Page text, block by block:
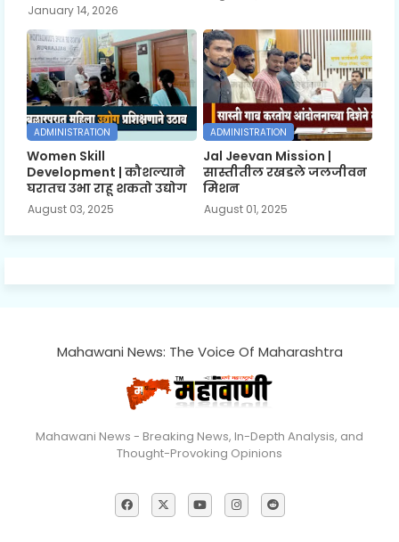
January 14, 2026
ADMINISTRATION
Women Skill
Development | कौशल्याने
घरातच उभा राहू शकतो उद्योग
August 03, 2025
ADMINISTRATION
Jal Jeevan Mission |
सास्तीतील रखडले जलजीवन
मिशन
August 01, 2025
Mahawani News: The Voice Of Maharashtra
Mahawani News - Breaking News, In-Depth Analysis, and
Thought-Provoking Opinions